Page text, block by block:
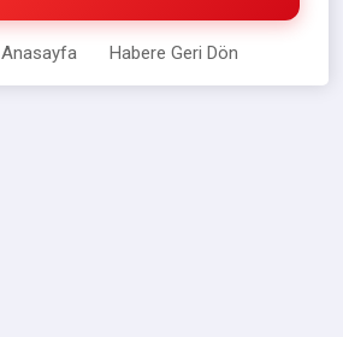
Anasayfa Habere Geri Dön